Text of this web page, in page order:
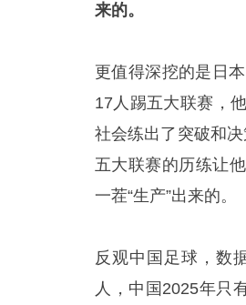
来的。
更值得深挖的是日
17人踢五大联赛，
社会练出了突破和
五大联赛的历练让
一茬“生产”出来的。
反观中国足球，数
人，中国2025年只